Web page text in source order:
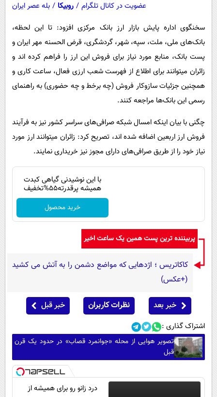
اجتماعی
حیات وحش
سیاست خارجی
عضویت در کانال تلگرام / روبیکا / بله عصر ایران
سخنگوی اداره پایش بازار ارز بانک مرکزی افزود: تا این لحظه،
بانک‌های ملی، ملت، سپه، شهر، گردشگری، قرض الحسنه مهر ایران و
پست بانک، منابع مورد نیاز برای فروش این ارز را فراهم کرده اند و
زائران میتوانند برای اطلاع از فهرست شعب ارزی فعال، ساعت کاری و
همچنین جزئیات سازوکار فروش (چه برخط و چه حضوری) به راهنمای
رسمی این بانک‌ها مراجعه کنند.
چگنی با بیان اینکه امسال شبکه صرافی‌های سراسر کشور نیز به فرآیند
فروش ارز اربعین اضافه شده اند، تصریح کرد: زائران میتوانند ارز مورد
نیاز خود را از طریق صرافی‌های دارای مجوز نیز خریداری نمایند.
با این نوشیدنی گیاهی کبدت
همیشه پرقدرته55%تخفیف
خرید محصول
پربیننده ترین پست همین یک ساعت اخیر
کاکاتریس ؛ اژدهایی که مواضع دشمن را به آتش می کشید
(+عکس)
خبر بعد نظرات کاربران خبر قبل
اشتراک گذاری :
تصویر هوایی از محله «جوانمرد قصاب» در حدود یک قرن
قبل
درد زانو رو برای همیشه از